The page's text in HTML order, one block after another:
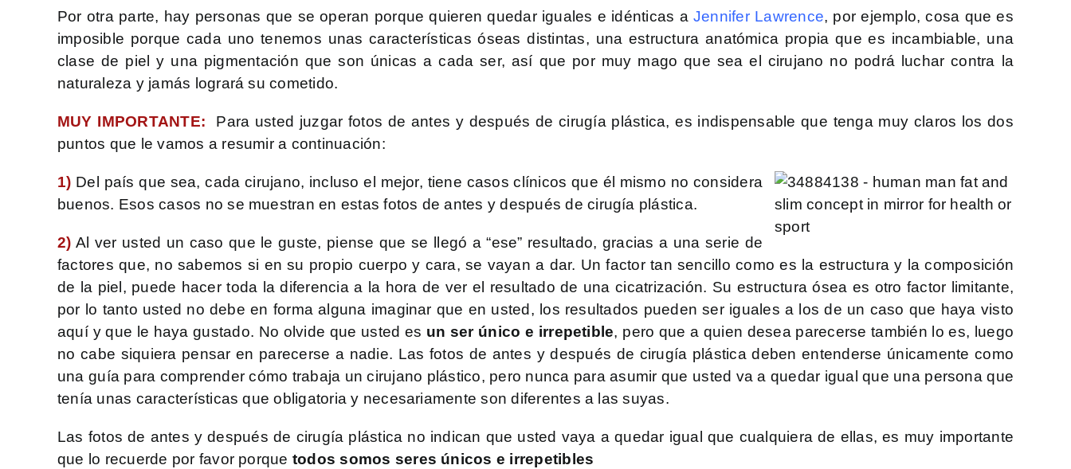
Por otra parte, hay personas que se operan porque quieren quedar iguales e idénticas a Jennifer Lawrence, por ejemplo, cosa que es
imposible porque cada uno tenemos unas características óseas distintas, una estructura anatómica propia que es incambiable, una
clase de piel y una pigmentación que son únicas a cada ser, así que por muy mago que sea el cirujano no podrá luchar contra la
naturaleza y jamás logrará su cometido.
MUY IMPORTANTE: Para usted juzgar fotos de antes y después de cirugía plástica, es indispensable que tenga muy claros los dos
puntos que le vamos a resumir a continuación:
1) Del país que sea, cada cirujano, incluso el mejor, tiene casos clínicos que él mismo no considera
buenos. Esos casos no se muestran en estas fotos de antes y después de cirugía plástica.
2) Al ver usted un caso que le guste, piense que se llegó a “ese” resultado, gracias a una serie de
factores que, no sabemos si en su propio cuerpo y cara, se vayan a dar. Un factor tan sencillo como es la estructura y la composición
de la piel, puede hacer toda la diferencia a la hora de ver el resultado de una cicatrización. Su estructura ósea es otro factor limitante,
por lo tanto usted no debe en forma alguna imaginar que en usted, los resultados pueden ser iguales a los de un caso que haya visto
aquí y que le haya gustado. No olvide que usted es un ser único e irrepetible, pero que a quien desea parecerse también lo es, luego
no cabe siquiera pensar en parecerse a nadie. Las fotos de antes y después de cirugía plástica deben entenderse únicamente como
una guía para comprender cómo trabaja un cirujano plástico, pero nunca para asumir que usted va a quedar igual que una persona que
tenía unas características que obligatoria y necesariamente son diferentes a las suyas.
Las fotos de antes y después de cirugía plástica no indican que usted vaya a quedar igual que cualquiera de ellas, es muy importante
que lo recuerde por favor porque todos somos seres únicos e irrepetibles